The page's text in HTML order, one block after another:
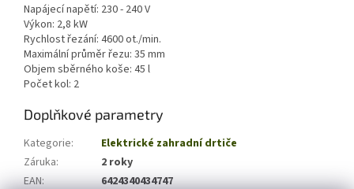
Napájecí napětí: 230 - 240 V
Výkon: 2,8 kW
Rychlost řezání: 4600 ot./min.
Maximální průměr řezu: 35 mm
Objem sběrného koše: 45 l
Počet kol: 2
Doplňkové parametry
Kategorie:
Elektrické zahradní drtiče
Záruka:
2 roky
EAN: 6424340434747